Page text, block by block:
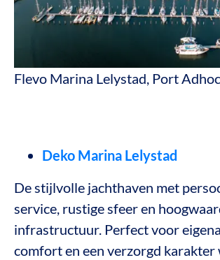
Flevo Marina Lelystad, Port
Deko Marina Lelystad
De stijlvolle jachthaven met
service, rustige sfeer en
infrastructuur. Perfect voor
comfort en een verzorgd karakter